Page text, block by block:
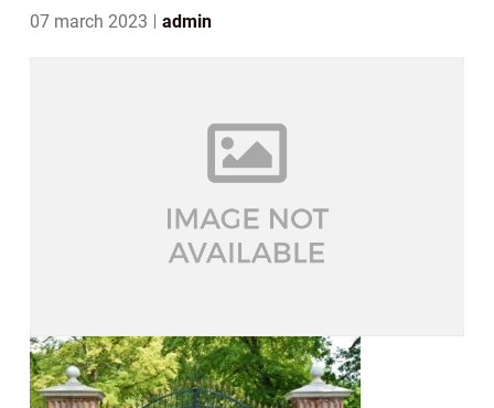
07 march 2023 admin